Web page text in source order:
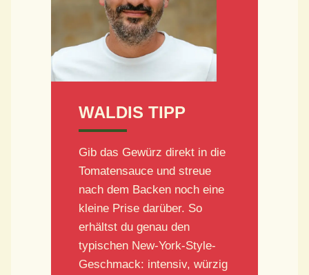
WALDIS TIPP
Gib das Gewürz direkt in die
Tomatensauce und streue
nach dem Backen noch eine
kleine Prise darüber. So
erhältst du genau den
typischen New-York-Style-
Geschmack: intensiv, würzig